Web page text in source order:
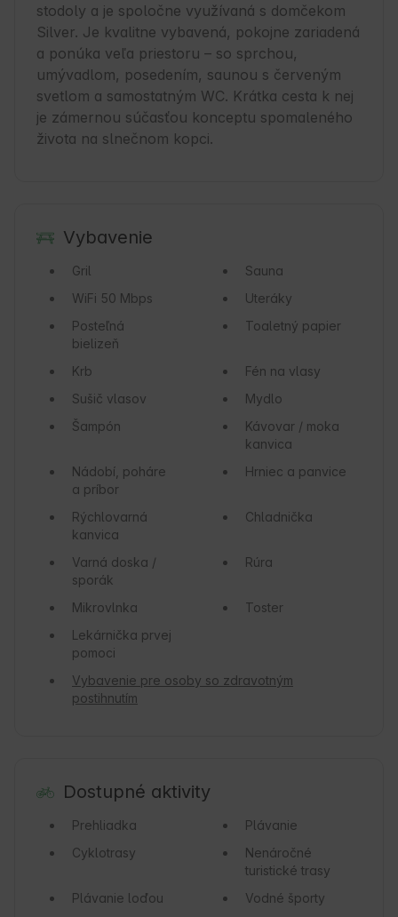
stodoly a je spoločne využívaná s domčekom
Silver. Je kvalitne vybavená, pokojne zariadená
a ponúka veľa priestoru – so sprchou,
umývadlom, posedením, saunou s červeným
svetlom a samostatným WC. Krátka cesta k nej
je zámernou súčasťou konceptu spomaleného
života na slnečnom kopci.
Vybavenie
Gril
Sauna
WiFi 50 Mbps
Uteráky
Posteľná
bielizeň
Toaletný papier
Krb
Fén na vlasy
Sušič vlasov
Mydlo
Šampón
Kávovar / moka
kanvica
Nádobí, poháre
a príbor
Hrniec a panvice
Rýchlovarná
kanvica
Chladnička
Varná doska /
sporák
Rúra
Mikrovlnka
Toster
Lekárnička prvej
pomoci
Vybavenie pre osoby so zdravotným
postihnutím
Dostupné aktivity
Prehliadka
Plávanie
Cyklotrasy
Nenáročné
turistické trasy
Plávanie loďou
Vodné športy